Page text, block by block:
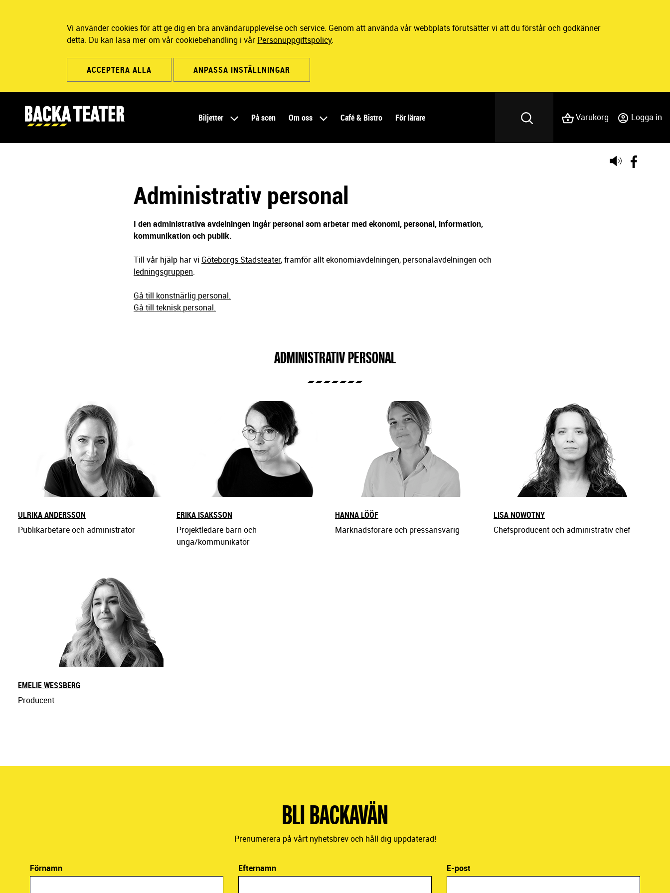
Vi använder cookies för att ge dig en bra användarupplevelse och service. Genom att använda vår webbplats förutsätter vi att du förstår och godkänner
detta. Du kan läsa mer om vår cookiebehandling i vår Personuppgiftspolicy.
ACCEPTERA ALLA ANPASSA INSTÄLLNINGAR
Varukorg Logga in
H
v
a
v
g
e
i
n
Biljetter På scen Om oss Café & Bistro För lärare
Lyssna
Administrativ personal
I den administrativa avdelningen ingår personal som arbetar med ekonomi, personal, information,
kommunikation och publik.
Till vår hjälp har vi Göteborgs Stadsteater, framför allt ekonomiavdelningen, personalavdelningen och
ledningsgruppen.
Gå till konstnärlig personal.
Gå till teknisk personal.
ADMINISTRATIV PERSONAL
ULRIKA ANDERSSON
Publikarbetare och administratör
ERIKA ISAKSSON
Projektledare barn och
unga/kommunikatör
HANNA LÖÖF
Marknadsförare och pressansvarig
LISA NOWOTNY
Chefsproducent och administrativ chef
EMELIE WESSBERG
Producent
BLI BACKAVÄN
Prenumerera på vårt nyhetsbrev och håll dig uppdaterad!
Förnamn Efternamn E-post